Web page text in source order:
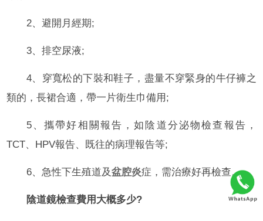
2、避開月經期;
3、排空尿液;
4、穿寬松的下裝和鞋子，盡量不穿緊身的牛仔褲之
類的，長裙合適，帶一片衛生巾備用;
5、攜帶好相關報告，如陰道分泌物檢查報告，
TCT、HPV報告、既往的病理報告等;
6、急性下生殖道及盆腔炎症，需治療好再檢查。
陰道鏡檢查費用大概多少?